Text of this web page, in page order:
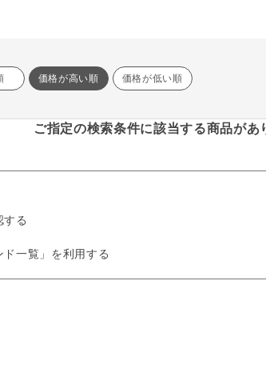
価格が高い順 価格が低い順
ご指定の検索条件に該当する商品があ
する
ド一覧」を利用する